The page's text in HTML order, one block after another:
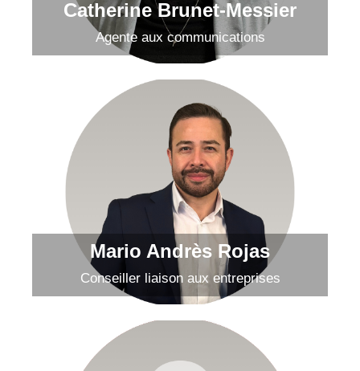
Catherine Brunet-Messier
Agente aux communications
Mario Andrès Rojas
Conseiller liaison aux entreprises
Mario Rojas
Envoyer un courriel